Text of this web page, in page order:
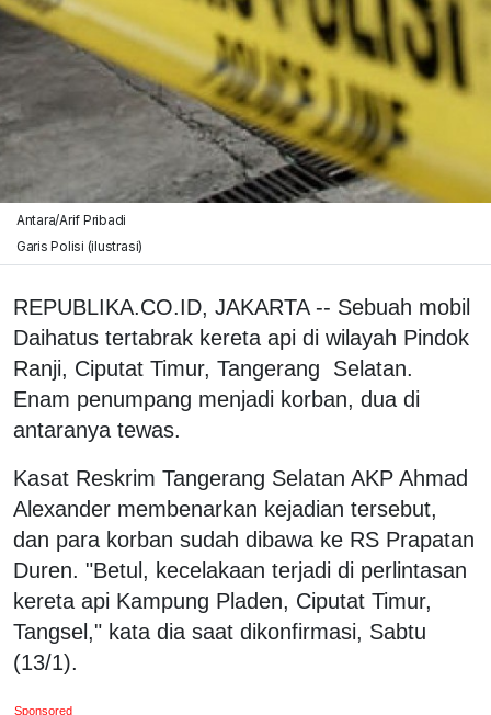
Antara/Arif Pribadi
Garis Polisi (ilustrasi)
REPUBLIKA.CO.ID, JAKARTA -- Sebuah mobil
Daihatus tertabrak kereta api di wilayah Pindok
Ranji, Ciputat Timur, Tangerang Selatan.
Enam penumpang menjadi korban, dua di
antaranya tewas.
Kasat Reskrim Tangerang Selatan AKP Ahmad
Alexander membenarkan kejadian tersebut,
dan para korban sudah dibawa ke RS Prapatan
Duren. "Betul, kecelakaan terjadi di perlintasan
kereta api Kampung Pladen, Ciputat Timur,
Tangsel," kata dia saat dikonfirmasi, Sabtu
(13/1).
Sponsored